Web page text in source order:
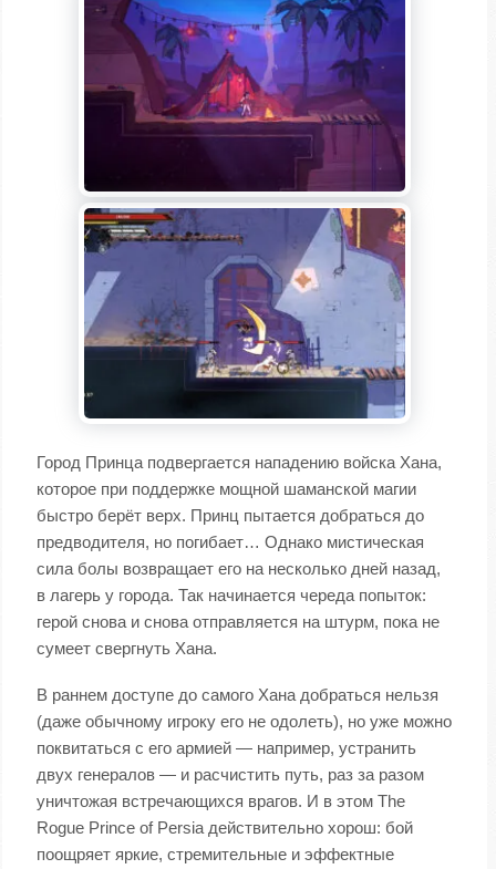
Город Принца подвергается нападению войска Хана,
которое при поддержке мощной шаманской магии
быстро берёт верх. Принц пытается добраться до
предводителя, но погибает… Однако мистическая
сила болы возвращает его на несколько дней назад,
в лагерь у города. Так начинается череда попыток:
герой снова и снова отправляется на штурм, пока не
сумеет свергнуть Хана.
В раннем доступе до самого Хана добраться нельзя
(даже обычному игроку его не одолеть), но уже можно
поквитаться с его армией — например, устранить
двух генералов — и расчистить путь, раз за разом
уничтожая встречающихся врагов. И в этом The
Rogue Prince of Persia действительно хорош: бой
поощряет яркие, стремительные и эффектные